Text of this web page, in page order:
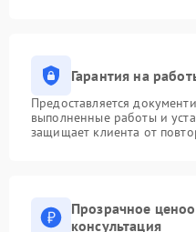
Гарантия на
Предоставляется
выполненные работы и
защищает клиента от
Прозрачное
консультация